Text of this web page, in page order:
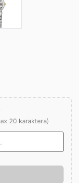
20 karaktera)